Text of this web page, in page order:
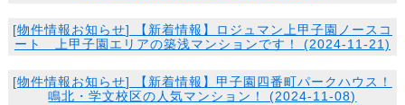
[物件情報お知らせ] 【新着情報】ロジュマン上甲子園ノースコ
ート 上甲子園エリアの築浅マンションです！ (2024-11-21)
[物件情報お知らせ] 【新着情報】甲子園四番町パークハウス！
鳴北・学文校区の人気マンション！ (2024-11-08)